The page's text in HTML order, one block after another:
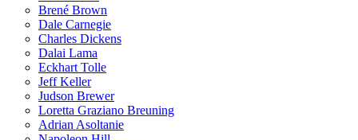
Brené Brown
Dale Carnegie
Charles Dickens
Dalai Lama
Eckhart Tolle
Jeff Keller
Judson Brewer
Loretta Graziano Breuning
Adrian Asoltanie